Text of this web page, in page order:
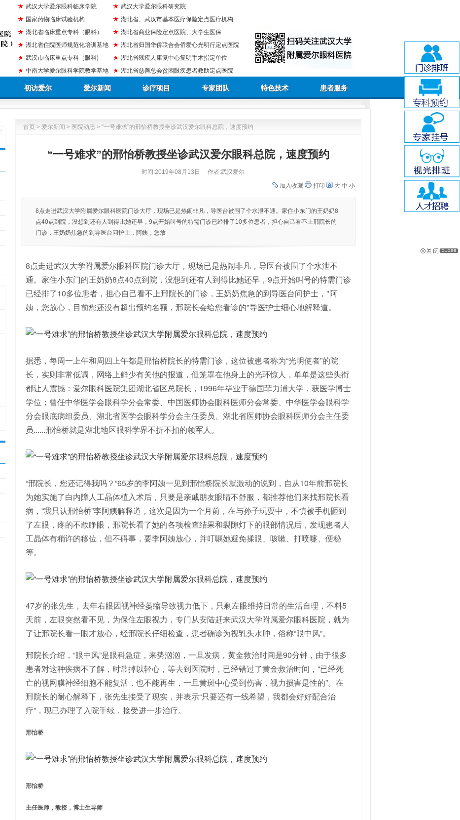
武汉大学爱尔眼科临床学院
国家药物临床试验机构
湖北省临床重点专科（眼科）
湖北省住院医师规范化培训基地
武汉市临床重点专科（眼科)
中南大学爱尔眼科学院教学基地
武汉大学爱尔眼科研究院
湖北省、武汉市基本医疗保险定点医疗机构
湖北省商业保险定点医院、大学生医保
湖北省归国华侨联合会侨爱心光明行定点医院
湖北省残疾人康复中心复明手术指定单位
湖北省慈善总会贫困眼疾患者救助定点医院
初访爱尔 爱尔新闻 诊疗项目 专家团队 特色技术 患者服务
首页 > 爱尔新闻 > 医院动态 > “一号难求”的邢怡桥教授坐诊武汉爱尔眼科总院，速度预约
“一号难求”的邢怡桥教授坐诊武汉爱尔眼科总院，速度预约
时间:2019年08月13日
作者:武汉爱尔
加入收藏
打印 大 中 小
8点走进武汉大学附属爱尔眼科医院门诊大厅，现场已是热闹非凡，导医台被围了个水泄不通。家住小东门的王奶奶8
点40点到院，没想到还有人到得比她还早，9点开始叫号的特需门诊已经排了10多位患者，担心自己看不上邢院长的
门诊，王奶奶焦急的到导医台问护士，阿姨，您放
8点走进武汉大学附属爱尔眼科医院门诊大厅，现场已是热闹非凡，导医台被围了个水泄不
通。家住小东门的王奶奶8点40点到院，没想到还有人到得比她还早，9点开始叫号的特需门诊
已经排了10多位患者，担心自己看不上邢院长的门诊，王奶奶焦急的到导医台问护士，"阿
姨，您放心，目前您还没有超出预约名额，邢院长会给您看诊的"导医护士细心地解释道。
据悉，每周一上午和周四上午都是邢怡桥院长的特需门诊，这位被患者称为“光明使者”的院
长，实则非常低调，网络上鲜少有关他的报道，但笼罩在他身上的光环惊人，单单是这些头衔
都让人震撼：爱尔眼科医院集团湖北省区总院长，1996年毕业于德国菲力浦大学，获医学博士
学位；曾任中华医学会眼科学分会常委、中国医师协会眼科医师分会常委、中华医学会眼科学
分会眼底病组委员、湖北省医学会眼科学分会主任委员、湖北省医师协会眼科医师分会主任委
员......邢怡桥就是湖北地区眼科学界不折不扣的领军人。
“邢院长，您还记得我吗？”65岁的李阿姨一见到邢怡桥院长就激动的说到，自从10年前邢院长
为她实施了白内障人工晶体植入术后，只要是亲戚朋友眼睛不舒服，都推荐他们来找邢院长看
病，“我只认邢怡桥”李阿姨解释道，这次是因为一个月前，在与孙子玩耍中，不慎被手机砸到
了左眼，疼的不敢睁眼，邢院长看了她的各项检查结果和裂隙灯下的眼部情况后，发现患者人
工晶体有稍许的移位，但不碍事，要李阿姨放心，并叮嘱她避免揉眼、咳嗽、打喷嚏、便秘
等。
47岁的张先生，去年右眼因视神经萎缩导致视力低下，只剩左眼维持日常的生活自理，不料5
天前，左眼突然看不见，为保住左眼视力，专门从安陆赶来武汉大学附属爱尔眼科医院，就为
了让邢院长看一眼才放心，经邢院长仔细检查，患者确诊为视乳头水肿，俗称“眼中风”。
邢院长介绍，“眼中风”是眼科急症，来势汹汹，一旦发病，黄金救治时间是90分钟，由于很多
患者对这种疾病不了解，时常掉以轻心，等去到医院时，已经错过了黄金救治时间，“已经死
亡的视网膜神经细胞不能复活，也不能再生，一旦黄斑中心受到伤害，视力损害是性的”。在
邢院长的耐心解释下，张先生接受了现实，并表示“只要还有一线希望，我都会好好配合治
疗”，现已办理了入院手续，接受进一步治疗。
邢怡桥
邢怡桥
主任医师，教授，博士生导师